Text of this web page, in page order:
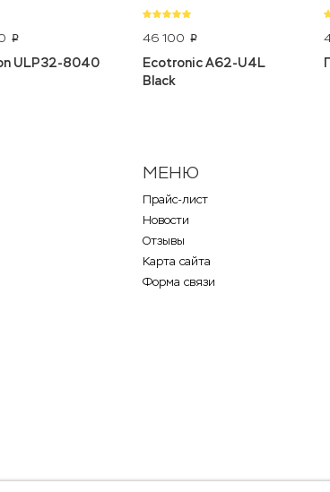
p
ULP32-8040
46 100 p
Ecotronic A62-U4L
Black
МЕНЮ
Прайс-лист
Новости
Отзывы
Карта сайта
Форма связи